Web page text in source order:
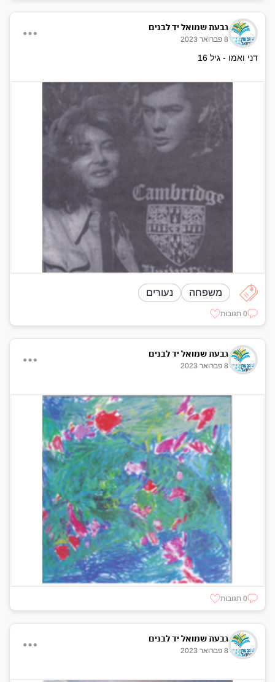
גבעת שמואל יד לבנים
8 פברואר 2023
דני ואמו - גיל 16
משפחה נעורים
0 תגובות
גבעת שמואל יד לבנים
8 פברואר 2023
0 תגובות
גבעת שמואל יד לבנים
8 פברואר 2023